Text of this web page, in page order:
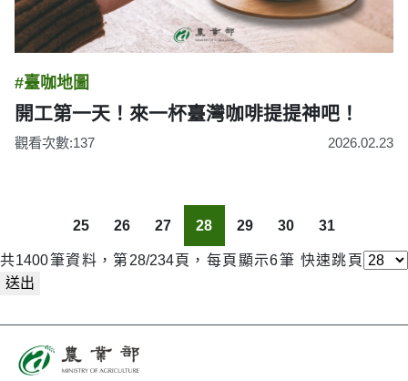
#臺咖地圖
開工第一天！來一杯臺灣咖啡提提神吧！
觀看次數:137 2026.02.23
25 26 27 28 29 30 31
共1400筆資料，第28/234頁，每頁顯示6筆 快速跳頁
送出